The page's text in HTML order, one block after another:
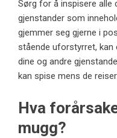
Sørg for å inspisere alle
gjenstander som
gjemmer seg gjerne i
stående uforstyrret, kan
dine og andre
kan spise mens de reiser.
Hva
mugg?